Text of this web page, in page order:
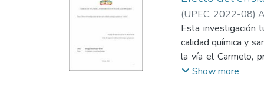
(UPEC, 2022-08)
Esta investigación
calidad química y
la vía el Carmelo,
ensilajes (T1=
Show more